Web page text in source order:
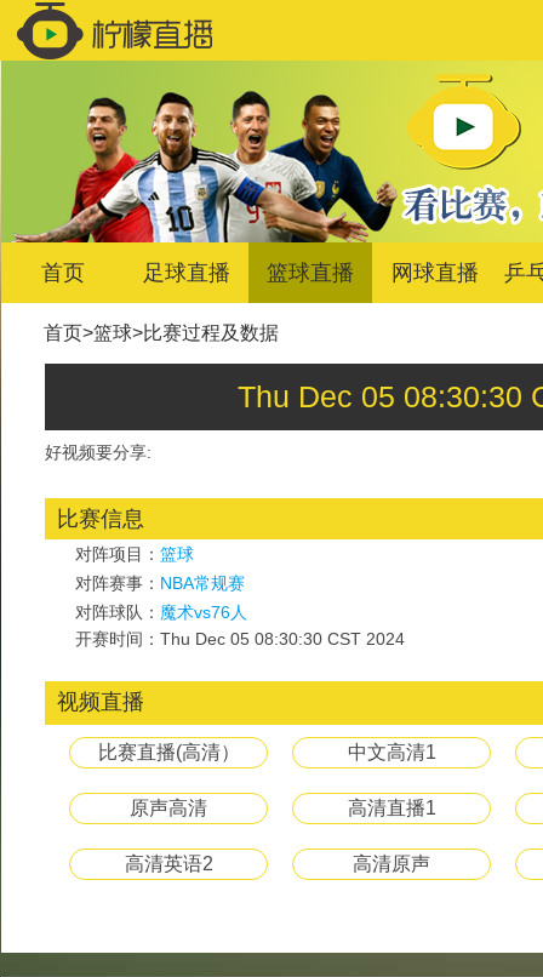
首页 足球直播 篮球直播 网球直播 乒
首页>篮球>比赛过程及数据
Thu Dec 05 08:30:30
好视频要分享:
比赛信息
对阵项目： 篮球
对阵赛事： NBA常规赛
对阵球队： 魔术vs76人
开赛时间：Thu Dec 05 08:30:30 CST 2024
视频直播
比赛直播(高清） 中文高清1
原声高清 高清直播1
高清英语2 高清原声